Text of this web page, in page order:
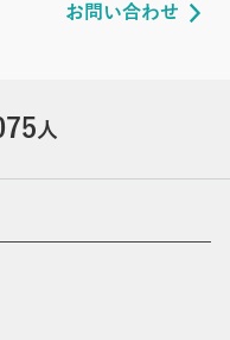
お問い合わせ
人